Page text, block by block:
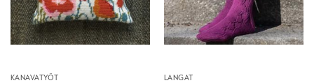
KANAVATYÖT LANGAT